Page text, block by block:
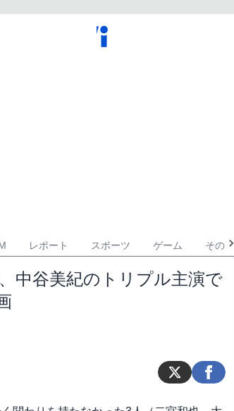
レポート スポーツ ゲーム その他
中谷美紀のトリプル主演で